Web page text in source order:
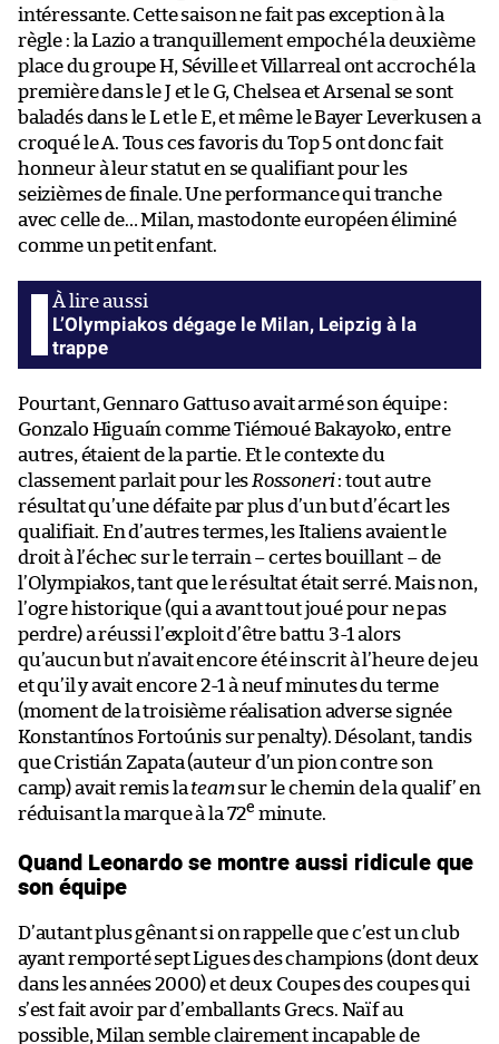
intéressante. Cette saison ne fait pas exception à la
règle : la Lazio a tranquillement empoché la deuxième
place du groupe H, Séville et Villarreal ont accroché la
première dans le J et le G, Chelsea et Arsenal se sont
baladés dans le L et le E, et même le Bayer Leverkusen a
croqué le A. Tous ces favoris du Top 5 ont donc fait
honneur à leur statut en se qualifiant pour les
seizièmes de finale. Une performance qui tranche
avec celle de… Milan, mastodonte européen éliminé
comme un petit enfant.
L’Olympiakos dégage le Milan, Leipzig à la
trappe
Pourtant, Gennaro Gattuso avait armé son équipe :
Gonzalo Higuaín comme Tiémoué Bakayoko, entre
autres, étaient de la partie. Et le contexte du
classement parlait pour les Rossoneri: tout autre
résultat qu’une défaite par plus d’un but d’écart les
qualifiait. En d’autres termes, les Italiens avaient le
droit à l’échec sur le terrain – certes bouillant – de
l’Olympiakos, tant que le résultat était serré. Mais non,
l’ogre historique (qui a avant tout joué pour ne pas
perdre) a réussi l’exploit d’être battu 3-1 alors
qu’aucun but n’avait encore été inscrit à l’heure de jeu
et qu’il y avait encore 2-1 à neuf minutes du terme
(moment de la troisième réalisation adverse signée
Konstantínos Fortoúnis sur penalty). Désolant, tandis
que Cristián Zapata (auteur d’un pion contre son
camp) avait remis lateamsur le chemin de la qualif’ en
réduisant la marque à la 72e minute.
Quand Leonardo se montre aussi ridicule que
son équipe
D’autant plus gênant si on rappelle que c’est un club
ayant remporté sept Ligues des champions (dont deux
dans les années 2000) et deux Coupes des coupes qui
s’est fait avoir par d’emballants Grecs. Naïf au
possible, Milan semble clairement incapable de